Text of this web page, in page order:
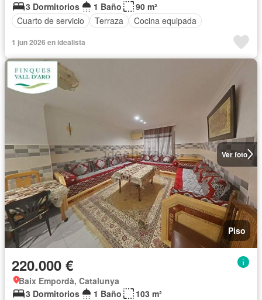
3 Dormitorios 1 Baño
90 m²
Cuarto de servicio
Terraza Cocina equipada
1 jun 2026 en idealista
Ver foto
Piso
220.000 €
Baix Empordà, Catalunya
3 Dormitorios
1 Baño
103 m²